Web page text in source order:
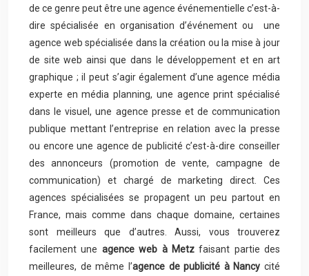
de ce genre peut être une agence événementielle c’est-à-
dire spécialisée en organisation d’événement ou une
agence web spécialisée dans la création ou la mise à jour
de site web ainsi que dans le développement et en art
graphique ; il peut s’agir également d’une agence média
experte en média planning, une agence print spécialisé
dans le visuel, une agence presse et de communication
publique mettant l’entreprise en relation avec la presse
ou encore une agence de publicité c’est-à-dire conseiller
des annonceurs (promotion de vente, campagne de
communication) et chargé de marketing direct. Ces
agences spécialisées se propagent un peu partout en
France, mais comme dans chaque domaine, certaines
sont meilleurs que d’autres. Aussi, vous trouverez
facilement une agence web à Metzfaisant partie des
meilleures, de même l’agence de publicité à Nancy cité